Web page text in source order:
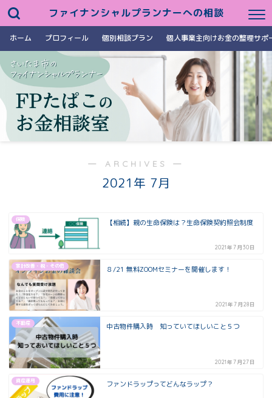
ファイナンシャルプランナーへの相談
ホーム プロフィール 個別相談プラン 個人事業主向けお金の整理サポ
― ARCHIVES ―
2021年 7月
保険 【相続】親の生命保険は？生命保険契約照会制度
2021年7月30日
家計改善・税・その他 ８/21 無料ZOOMセミナーを開催します！
2021年7月28日
不動産 中古物件購入時 知っていてほしいこと５つ
2021年7月27日
資産運用 ファンドラップってどんなラップ？